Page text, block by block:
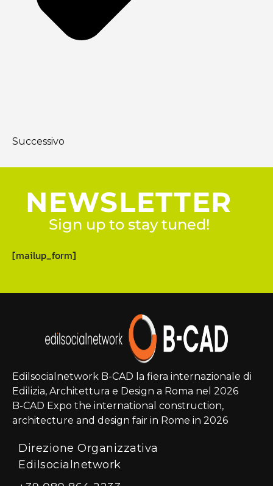
Successivo
NEWSLETTER
Sign up to stay tuned!
[mailup_form]
Edilsocialnetwork B-CAD la fiera internazionale di
Edilizia, Architettura e Design a Roma nel 2026
B-CAD Expo the international construction,
architecture and design fair in Rome in 2026
Direzione Organizzativa
Edilsocialnetwork